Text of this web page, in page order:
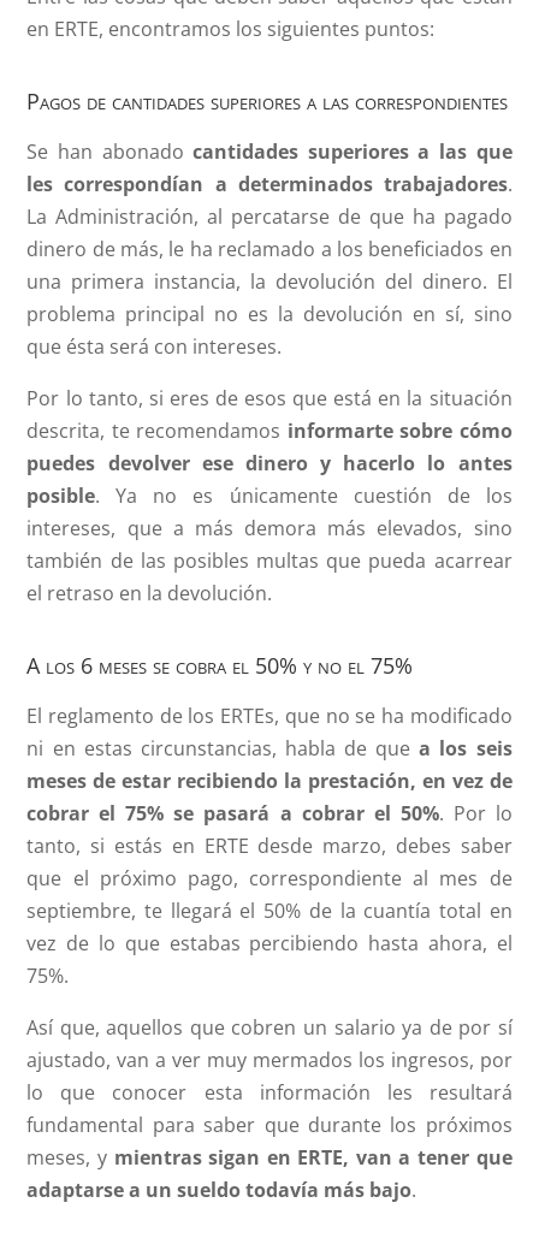
en ERTE, encontramos los siguientes puntos:
Pagos de cantidades superiores a las correspondientes
Se han abonadocantidades superiores a las que
les correspondían a determinados trabajadores.
La Administración, al percatarse de que ha pagado
dinero de más, le ha reclamado a los beneficiados en
una primera instancia, la devolución del dinero. El
problema principal no es la devolución en sí, sino
que ésta será con intereses.
Por lo tanto, si eres de esos que está en la situación
descrita, te recomendamos informarte sobre cómo
puedes devolver ese dinero y hacerlo lo antes
posible. Ya no es únicamente cuestión de los
intereses, que a más demora más elevados, sino
también de las posibles multas que pueda acarrear
el retraso en la devolución.
A los 6 meses se cobra el 50% y no el 75%
El reglamento de los ERTEs, que no se ha modificado
ni en estas circunstancias, habla de quea los seis
meses de estar recibiendo la prestación, en vez de
cobrar el 75% se pasará a cobrar el 50%. Por lo
tanto, si estás en ERTE desde marzo, debes saber
que el próximo pago, correspondiente al mes de
septiembre, te llegará el 50% de la cuantía total en
vez de lo que estabas percibiendo hasta ahora, el
75%.
Así que, aquellos que cobren un salario ya de por sí
ajustado, van a ver muy mermados los ingresos, por
lo que conocer esta información les resultará
fundamental para saber que durante los próximos
meses, y mientras sigan en ERTE, van a tener que
adaptarse a un sueldo todavía más bajo.